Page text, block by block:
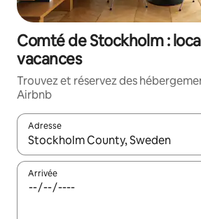
Comté de Stockholm :
vacances
Trouvez et réservez des
Airbnb
Adresse
Lorsque les résultats s'affichent,
Arrivée